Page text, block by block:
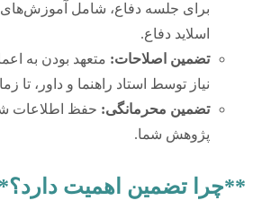
برای جلسه دفاع، شامل آموزش‌های
اسلاید دفاع.
تضمین اصلاحات: متعهد بودن به
نیاز توسط استاد راهنما و داور، تا
تضمین محرمانگی: حفظ اطلاعات
پژوهش شما.
**چرا تضمین اهمیت